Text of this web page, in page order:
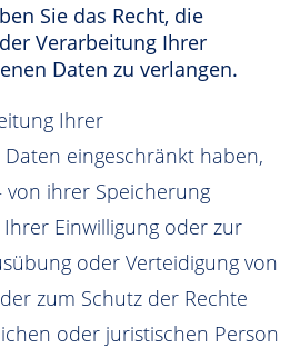
Sie das Recht, die
Verarbeitung Ihrer
Daten zu verlangen.
Ihrer
eingeschränkt haben,
ihrer Speicherung
Einwilligung oder zur
oder Verteidigung von
zum Schutz der Rechte
oder juristischen Person